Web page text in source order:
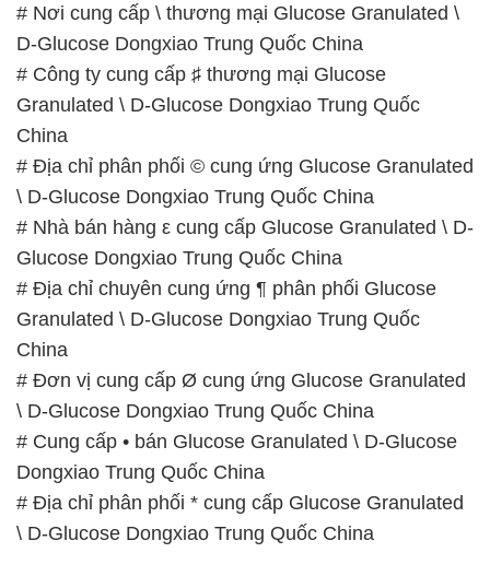
# Nơi cung cấp \ thương mại Glucose Granulated \
D-Glucose Dongxiao Trung Quốc China
# Công ty cung cấp ♯ thương mại Glucose
Granulated \ D-Glucose Dongxiao Trung Quốc
China
# Địa chỉ phân phối © cung ứng Glucose Granulated
\ D-Glucose Dongxiao Trung Quốc China
# Nhà bán hàng ε cung cấp Glucose Granulated \ D-
Glucose Dongxiao Trung Quốc China
# Địa chỉ chuyên cung ứng ¶ phân phối Glucose
Granulated \ D-Glucose Dongxiao Trung Quốc
China
# Đơn vị cung cấp Ø cung ứng Glucose Granulated
\ D-Glucose Dongxiao Trung Quốc China
# Cung cấp • bán Glucose Granulated \ D-Glucose
Dongxiao Trung Quốc China
# Địa chỉ phân phối * cung cấp Glucose Granulated
\ D-Glucose Dongxiao Trung Quốc China